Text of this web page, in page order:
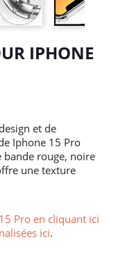
IPHONE
et de
Iphone 15 Pro
bande rouge, noire
une texture
Pro en cliquant ici
ici.